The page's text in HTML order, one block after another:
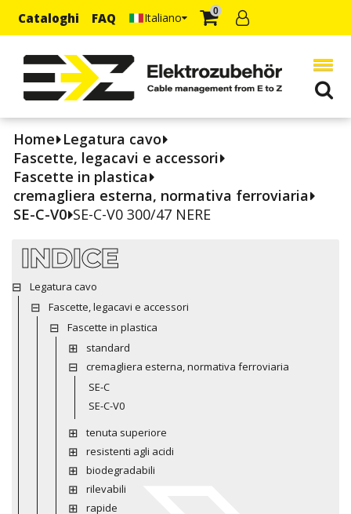
Cataloghi FAQ Italiano 0
Home Legatura cavo
Fascette, legacavi e accessori
Fascette in plastica
cremagliera esterna, normativa ferroviaria
SE-C-V0 SE-C-V0 300/47 NERE
INDICE
Legatura cavo
Fascette, legacavi e accessori
Fascette in plastica
standard
cremagliera esterna, normativa ferroviaria
SE-C
SE-C-V0
tenuta superiore
resistenti agli acidi
biodegradabili
rilevabili
rapide